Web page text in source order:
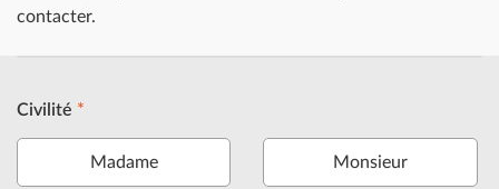
contacter.
Civilité *
Madame Monsieur